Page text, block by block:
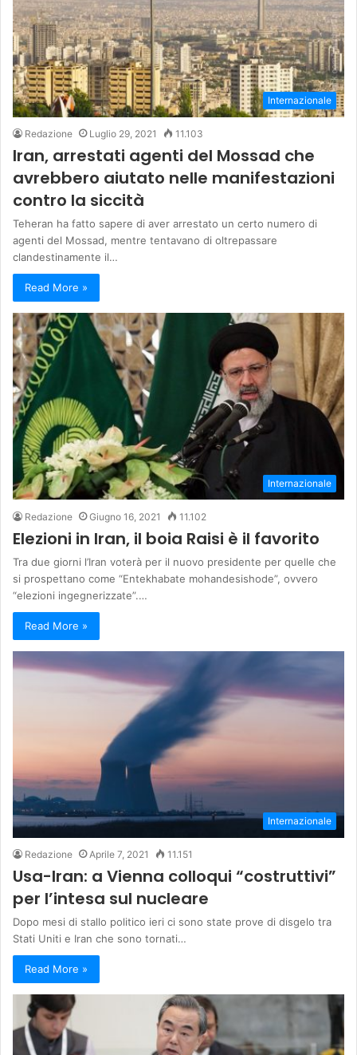
Internazionale
Redazione Luglio 29, 2021 11.103
Iran, arrestati agenti del Mossad che
avrebbero aiutato nelle manifestazioni
contro la siccità
Teheran ha fatto sapere di aver arrestato un certo numero di
agenti del Mossad, mentre tentavano di oltrepassare
clandestinamente il…
Read More »
Internazionale
Redazione Giugno 16, 2021 11.102
Elezioni in Iran, il boia Raisi è il favorito
Tra due giorni l’Iran voterà per il nuovo presidente per quelle che
si prospettano come “Entekhabate mohandesishode”, ovvero
“elezioni ingegnerizzate”.…
Read More »
Internazionale
Redazione Aprile 7, 2021 11.151
Usa-Iran: a Vienna colloqui “costruttivi”
per l’intesa sul nucleare
Dopo mesi di stallo politico ieri ci sono state prove di disgelo tra
Stati Uniti e Iran che sono tornati…
Read More »